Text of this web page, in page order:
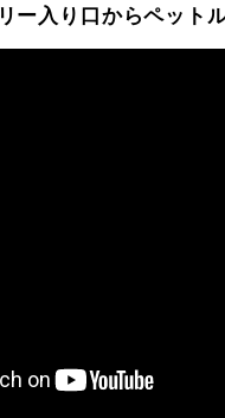
ー入り口からペット